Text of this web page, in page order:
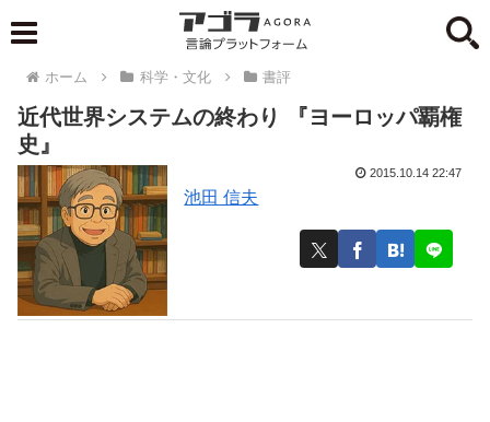
ホーム 科学・文化 書評
近代世界システムの終わり 『ヨーロッパ覇権
史』
池田 信夫
2015.10.14 22:47